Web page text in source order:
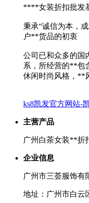
****女装折扣批发
秉承“诚信为本，
户**货品的初衷
公司已和众多的国
系，所经营的**包
休闲时尚风格，**
ks8凯发官方网站-
主营产品
广州白茶女装**折
企业信息
广州市三荟服饰有
地址：广州市白云